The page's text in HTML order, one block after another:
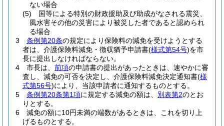
ない場合
(5)
国等による特別の財政援助及び助成がなされる震災、
風水害その他の災害により被災した者であると認められ
る場合
3
条例第20条の規定により保険料の減免を受けようとする
者は、介護保険料減免・徴収猶予申請書(様式第54号)を市
長に提出しなければならない。
4
市長は、 前項の申請書の提出があったときは、速やかに審
査し、減免の可否を決定し、介護保険料減免決定通知書(様
式第56号)により、当該申請者に通知するものとする。
5
条例第20条第1項に規定する減免の額は、 別表第2のとお
りとする。
6
減免の額に10円未満の端数があるときは、これを切り上
げるものとする。